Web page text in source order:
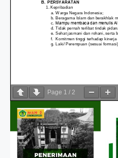
Page 1 / 2